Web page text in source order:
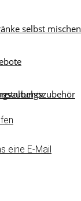
selbst mischen
eine E-Mail